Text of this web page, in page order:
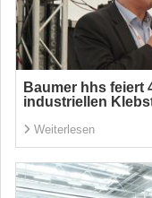
Baumer hhs feiert
industriellen
Weiterlesen